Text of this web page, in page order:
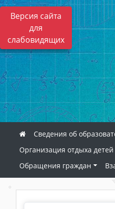
Версия сайта
для
слабовидящих
Сведения об
Организация отдыха
Обращения граждан